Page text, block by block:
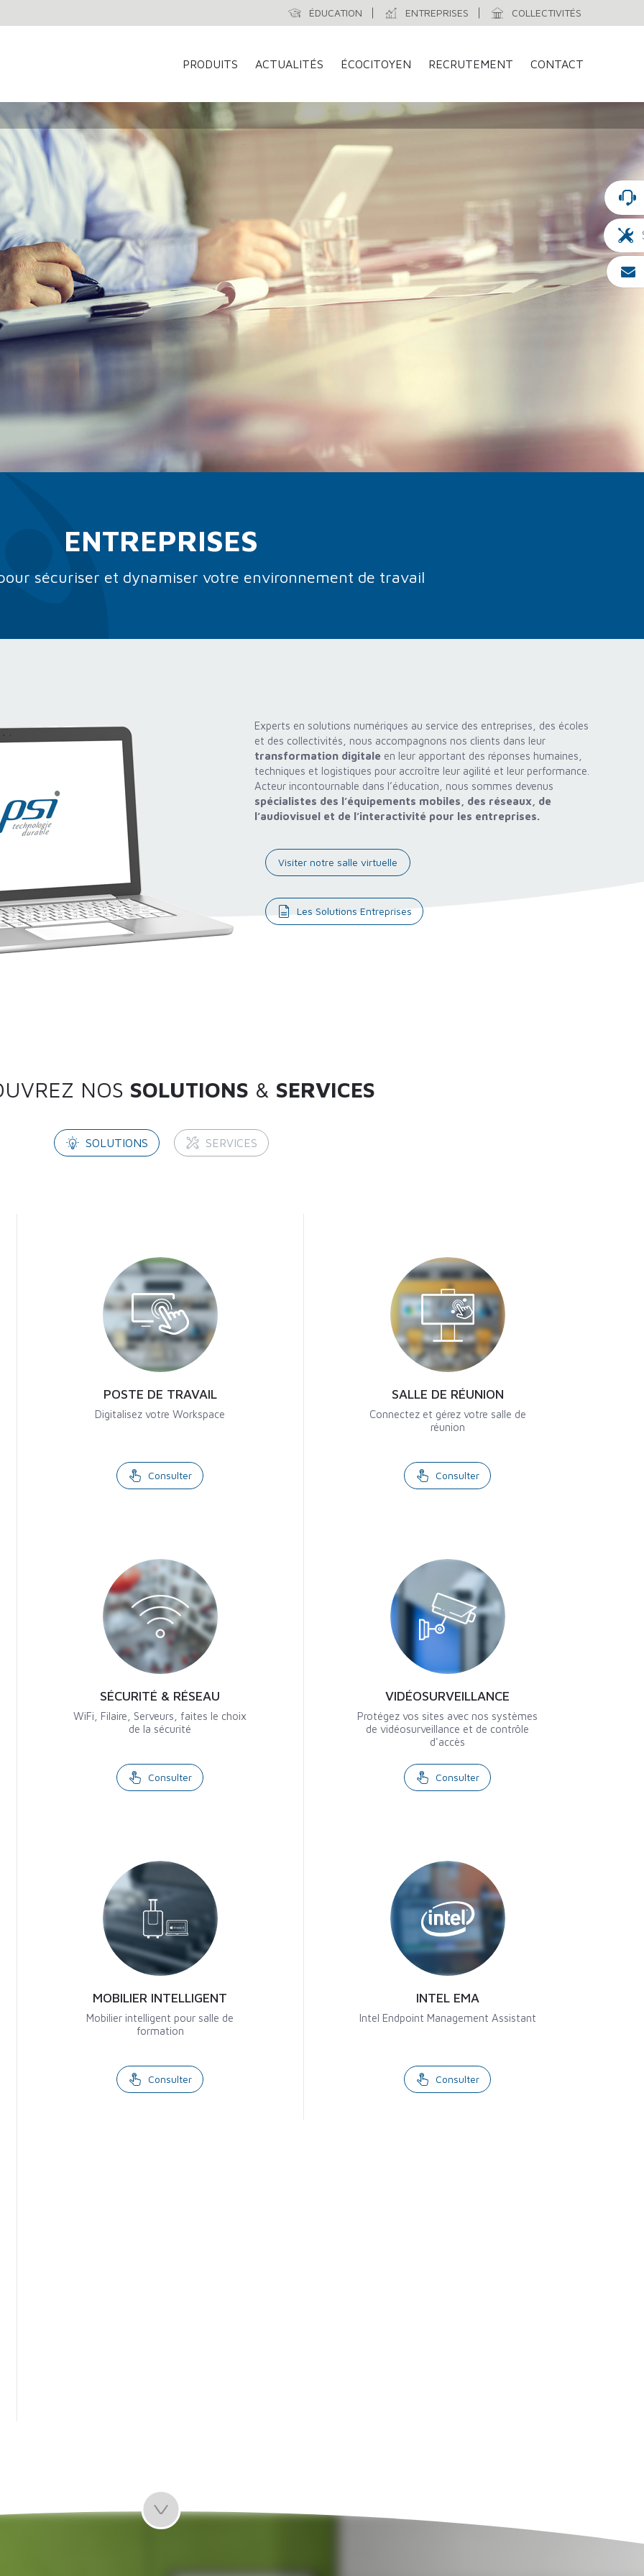
ÉDUCATION ENTREPRISES COLLECTIVITÉS
PRODUITS ACTUALITÉS ÉCOCITOYEN RECRUTEMENT CONTACT
ENTREPRISES
sécuriser et dynamiser votre environnement de travail
Experts en solutions numériques au service des entreprises, des écoles
et des collectivités, nous accompagnons nos clients dans leur
transformation digitale en leur apportant des réponses humaines,
techniques et logistiques pour accroître leur agilité et leur performance.
Acteur incontournable dans l’éducation, nous sommes devenus
spécialistes des l’équipements mobiles, des réseaux, de
l’audiovisuel et de l’interactivité pour les entreprises.
Visiter notre salle virtuelle
Les Solutions Entreprises
NOS SOLUTIONS & SERVICES
SOLUTIONS SERVICES
POSTE DE TRAVAIL
Digitalisez votre Workspace
Consulter
SALLE DE RÉUNION
Connectez et gérez votre salle de
réunion
Consulter
SÉCURITÉ & RÉSEAU
WiFi, Filaire, Serveurs, faites le choix
de la sécurité
Consulter
VIDÉOSURVEILLANCE
Protégez vos sites avec nos systèmes
de vidéosurveillance et de contrôle
d'accès
Consulter
MOBILIER INTELLIGENT
Mobilier intelligent pour salle de
formation
Consulter
INTEL EMA
Intel Endpoint Management Assistant
Consulter